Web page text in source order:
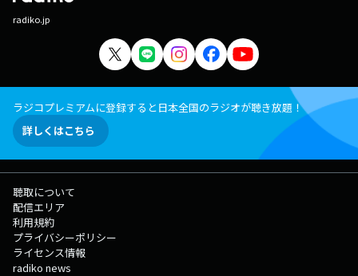
radiko.jp
ラジコプレミアムに登録すると日本全国のラジオが聴き放題！
詳しくはこちら
聴取について
配信エリア
利用規約
プライバシーポリシー
ライセンス情報
radiko news